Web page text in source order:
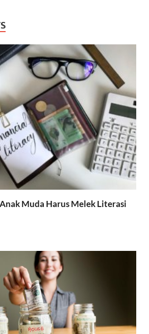
Muda Harus Melek Literasi